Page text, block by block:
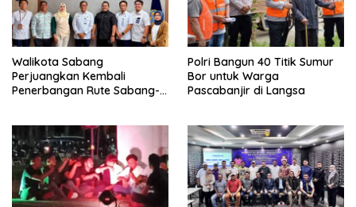
Walikota Sabang
Perjuangkan Kembali
Penerbangan Rute Sabang-
Polri Bangun 40 Titik Sumur
Bor untuk Warga
Pascabanjir di Langsa